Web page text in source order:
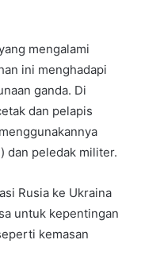
mengalami
ini menghadapi
ganda. Di
dan pelapis
dan peledak militer.
Rusia ke Ukraina
untuk kepentingan
kemasan